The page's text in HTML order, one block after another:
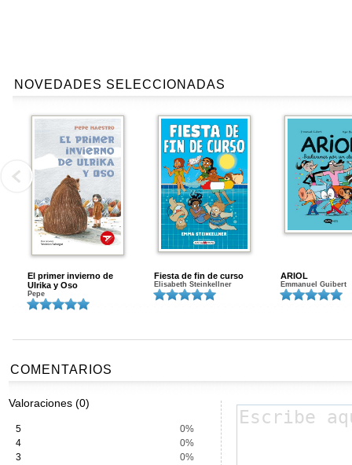
NOVEDADES SELECCIONADAS
El primer invierno de
Ulrika y Oso
Pepe
Fiesta de fin de curso
Elisabeth Steinkellner
ARIOL
Emmanuel Guibert
COMENTARIOS
Valoraciones (0)
5
0%
4
0%
3
0%